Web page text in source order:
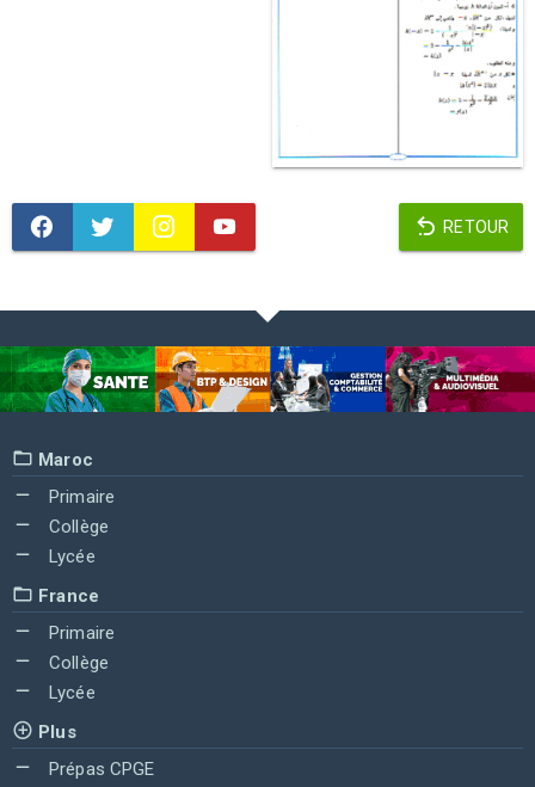
RETOUR
Maroc
Primaire
Collège
Lycée
France
Primaire
Collège
Lycée
Plus
Prépas CPGE